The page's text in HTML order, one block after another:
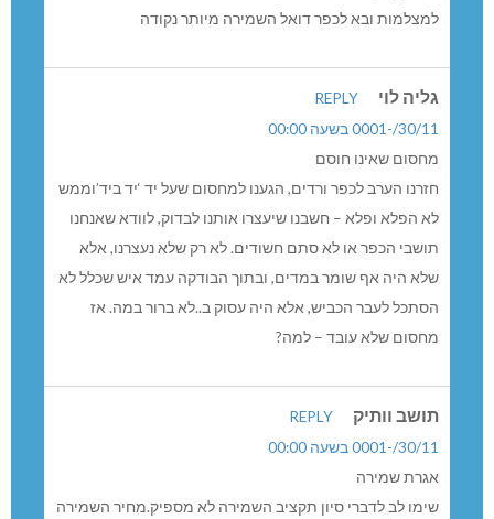
למצלמות ובא לכפר דואל השמירה מיותר נקודה
גליה לוי
REPLY
30/11/-0001 בשעה 00:00
מחסום שאינו חוסם
חזרנו הערב לכפר ורדים, הגענו למחסום שעל יד ‘יד ביד’וממש
לא הפלא ופלא – חשבנו שיעצרו אותנו לבדוק, לוודא שאנחנו
תושבי הכפר או לא סתם חשודים. לא רק שלא נעצרנו, אלא
שלא היה אף שומר במדים, ובתוך הבודקה עמד איש שכלל לא
הסתכל לעבר הכביש, אלא היה עסוק ב..לא ברור במה. אז
מחסום שלא עובד – למה?
תושב וותיק
REPLY
30/11/-0001 בשעה 00:00
אגרת שמירה
שימו לב לדברי סיון תקציב השמירה לא מספיק.מחיר השמירה